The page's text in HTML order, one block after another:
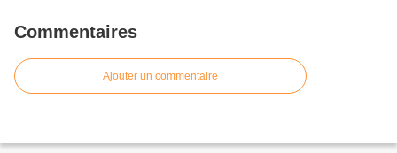
Commentaires
Ajouter un commentaire